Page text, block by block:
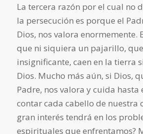
La tercera razón por el cual no
la persecución es porque el
Dios, nos valora enormemente.
que ni siquiera un pajarillo,
insignificante, caen en la tierra
Dios. Mucho más aún, si Dios,
Padre, nos valora y cuida hasta
contar cada cabello de nuestra
gran interés tendrá en los
espirituales que enfrentamos?